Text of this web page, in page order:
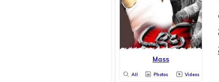
Mass
All Photos Videos